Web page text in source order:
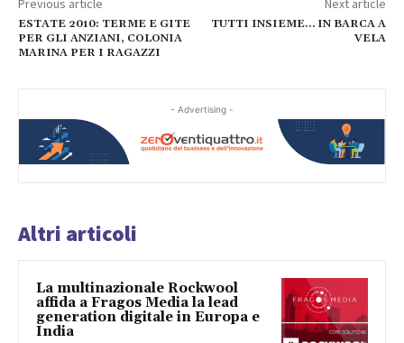
ESTATE 2010: TERME E GITE
PER GLI ANZIANI, COLONIA
MARINA PER I RAGAZZI
TUTTI INSIEME… IN BARCA A
VELA
- Advertising -
Altri articoli
La multinazionale Rockwool
affida a Fragos Media la lead
generation digitale in Europa e
India